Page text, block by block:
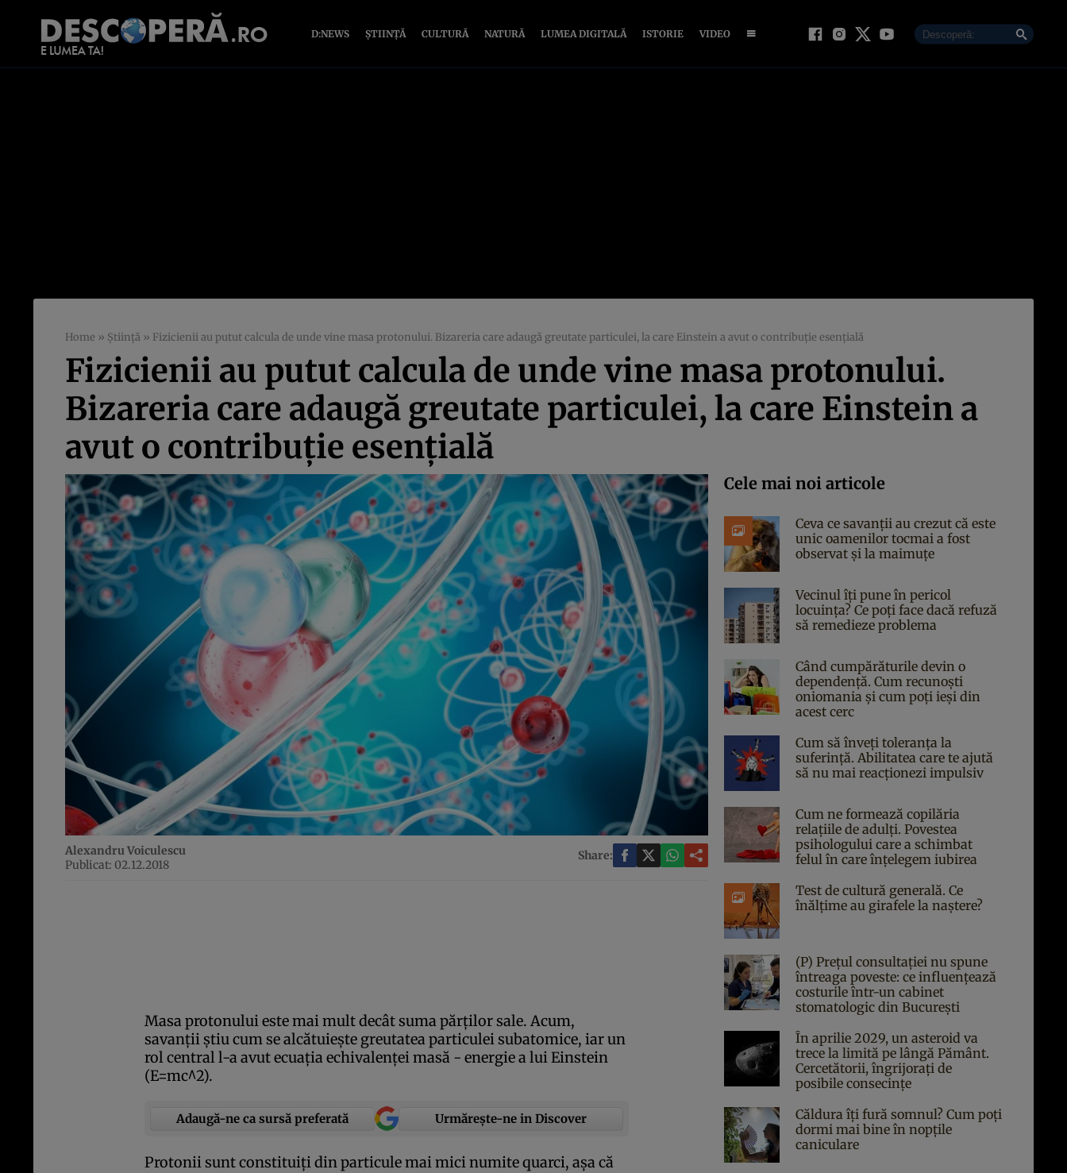
D:NEWS ȘTIINȚĂ CULTURĂ NATURĂ LUMEA DIGITALĂ ISTORIE VIDEO
Home » Știință » Fizicienii au putut calcula de unde vine masa protonului. Bizareria care adaugă greutate particulei, la care Einstein a avut o contribuţie esenţială
Fizicienii au putut calcula de unde vine masa protonului.
Bizareria care adaugă greutate particulei, la care Einstein a
avut o contribuţie esenţială
Alexandru Voiculescu
Publicat: 02.12.2018
Share:
Masa protonului este mai mult decât suma părţilor sale. Acum,
savanţii ştiu cum se alcătuieşte greutatea particulei subatomice, iar un
rol central l-a avut ecuaţia echivalenţei masă - energie a lui Einstein
(E=mc^2).
Adaugă-ne ca sursă preferată Urmărește-ne in Discover
Protonii sunt constituiţi din particule mai mici numite quarci, aşa că
Cele mai noi articole
Ceva ce savanții au crezut că este
unic oamenilor tocmai a fost
observat și la maimuțe
Vecinul îți pune în pericol
locuința? Ce poți face dacă refuză
să remedieze problema
Când cumpărăturile devin o
dependență. Cum recunoști
oniomania și cum poți ieși din
acest cerc
Cum să înveți toleranța la
suferință. Abilitatea care te ajută
să nu mai reacționezi impulsiv
Cum ne formează copilăria
relațiile de adulți. Povestea
psihologului care a schimbat
felul în care înțelegem iubirea
Test de cultură generală. Ce
înălțime au girafele la naștere?
(P) Prețul consultației nu spune
întreaga poveste: ce influențează
costurile într-un cabinet
stomatologic din București
În aprilie 2029, un asteroid va
trece la limită pe lângă Pământ.
Cercetătorii, îngrijorați de
posibile consecințe
Căldura îți fură somnul? Cum poți
dormi mai bine în nopțile
caniculare